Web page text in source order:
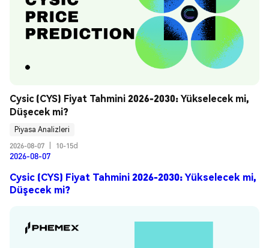
Cysic (CYS) Fiyat Tahmini 2026-2030: Yükselecek mi,
Düşecek mi?
Piyasa Analizleri
2026-08-07
10-15d
2026-08-07
Cysic (CYS) Fiyat Tahmini 2026-2030: Yükselecek mi,
Düşecek mi?